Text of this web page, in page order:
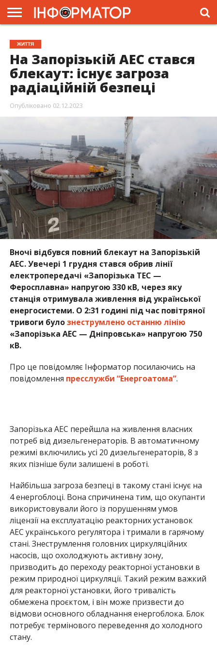
ГОЛОВНА
ЖИТТЯ
ВЛАДА
ГРОШІ
ТРЕШ
ПРЕС-
РЕЛІЗИ
РЕКЛАМА
ПРОЕКТИ
ЖИТТЯ
На Запорізькій АЕС стався
блекаут: існує загроза
радіаційній безпеці
Опубліковано 02.12.2023
Вночі відбувся повний блекаут на Запорізькій
АЕС. Увечері 1 грудня стався обрив лінії
електропередачі «Запорізька ТЕС —
Феросплавна» напругою 330 кВ, через яку
станція отримувала живлення від української
енергосистеми. О 2:31 годині під час повітряної
тривоги булознеструмлено останню лінію
«Запорізька АЕС — Дніпровська» напругою 750
кВ.
Про це повідомляє Інформатор посилаючись на
повідомлення пресслужби “Енергоатома”.
Запорізька АЕС перейшла на живлення власних
потреб від дизельгенераторів. В автоматичному
режимі включились усі 20 дизельгенераторів, 8 з
яких пізніше були залишені в роботі.
Найбільша загроза безпеці в такому стані існує на
4 енергоблоці. Вона спричинена тим, що окупанти
використовували його із порушенням умов
ліцензії на експлуатацію реакторних установок
АЕС українського регулятора і тримали в гарячому
стані. Знеструмлення головних циркуляційних
насосів, що охолоджують активну зону,
призводить до переходу реакторної установки в
режим природної циркуляції. Такий режим важкий
для реакторної установки, його тривалість
обмежена проєктом, і він може призвести до
відмови основного обладнання енергоблока. Блок
потребує термінового переведення до холодного
стану.